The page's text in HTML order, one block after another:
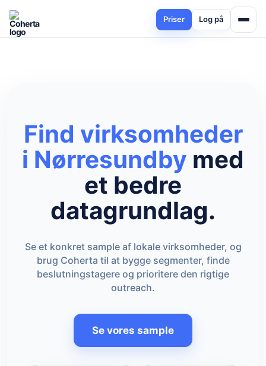
Priser Log på
Find virksomheder
i Nørresundby med
et bedre
datagrundlag.
Se et konkret sample af lokale virksomheder, og
brug Coherta til at bygge segmenter, finde
beslutningstagere og prioritere den rigtige
outreach.
Se vores sample